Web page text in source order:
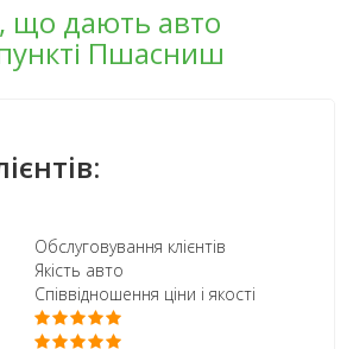
що дають авто
Пшасниш
Обслуговування клієнтів
Якість авто
Співвідношення ціни і якості